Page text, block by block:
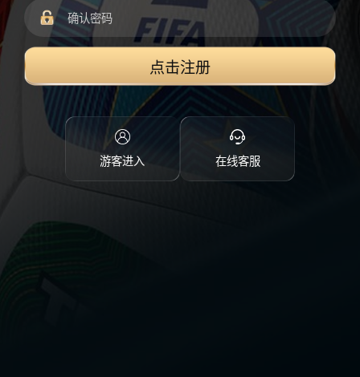
点击注册
游客进入 在线客服